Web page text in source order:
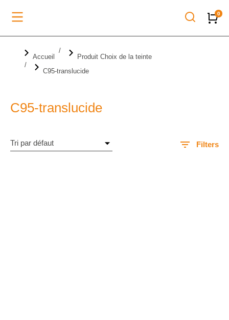
Vous êtes ici :
Accueil
Produit Choix de la teinte
C95-translucide
C95-translucide
Filters